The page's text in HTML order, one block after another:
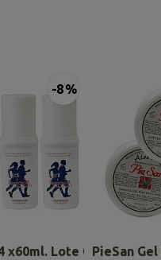
-8 %
x60ml. Lote Combinado
PieSan